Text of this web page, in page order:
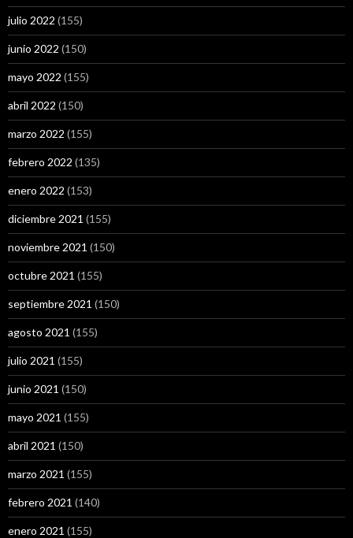
julio 2022 (155)
junio 2022 (150)
mayo 2022 (155)
abril 2022 (150)
marzo 2022 (155)
febrero 2022 (135)
enero 2022 (153)
diciembre 2021 (155)
noviembre 2021 (150)
octubre 2021 (155)
septiembre 2021 (150)
agosto 2021 (155)
julio 2021 (155)
junio 2021 (150)
mayo 2021 (155)
abril 2021 (150)
marzo 2021 (155)
febrero 2021 (140)
enero 2021 (155)